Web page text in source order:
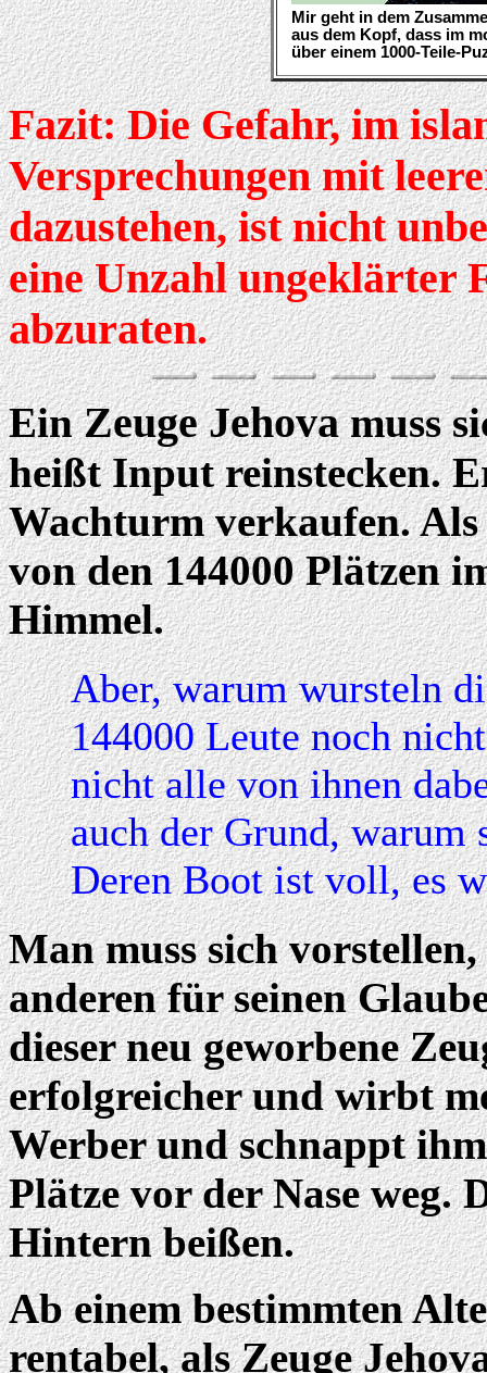
Mir geht in dem
aus dem Kopf, dass im
über einem 1000-Teile-
Fazit: Die Gefahr, im
Versprechungen mit
dazustehen, ist nicht
eine Unzahl ungeklärter
abzuraten.
EinZeuge Jehovamuss
heißt Input reinstecken.
Wachturm verkaufen.
von den 144000 Plätzen
Himmel.
Aber, warum wursteln
144000 Leute noch
nicht alle von ihnen
auch der Grund, warum
Deren Boot ist voll, es
Man muss sich
anderen für seinen
dieser neu geworbene
erfolgreicher und wirbt
Werber und schnappt
Plätze vor der Nase weg.
Hintern beißen.
Ab einem bestimmten
rentabel, als Zeuge